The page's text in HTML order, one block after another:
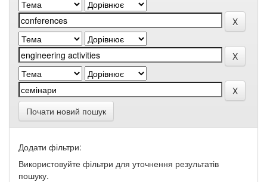
Почати новий пошук
Додати фільтри:
Використовуйте фільтри для уточнення результатів
пошуку.